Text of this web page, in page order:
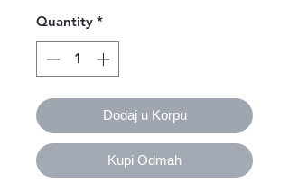
Quantity *
Dodaj u Korpu
Kupi Odmah